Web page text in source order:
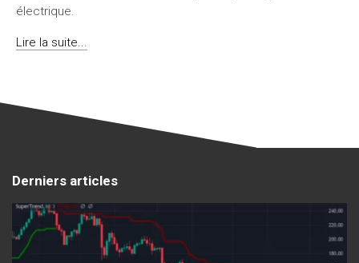
électrique.
Lire la suite...
Derniers articles